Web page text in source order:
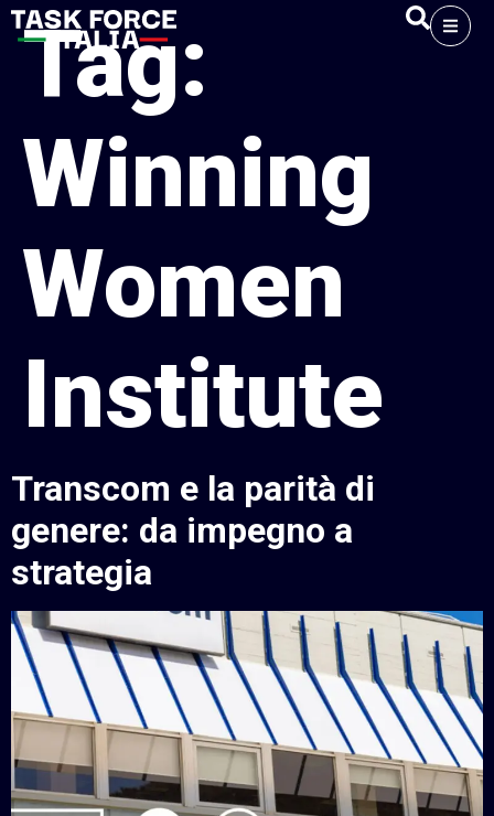
Tag:
Winning
Women
Institute
Transcom e la parità di
genere: da impegno a
strategia